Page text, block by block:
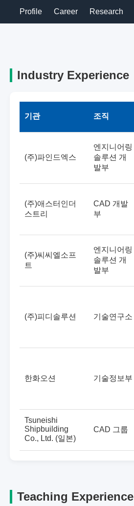
Profile Career Research
Industry Experience
기관 조직
(주)파인드엑스
엔지니어링
솔루션 개
발부
(주)애스터인더
스트리
CAD 개발
부
(주)씨씨엘소프
트
엔지니어링
솔루션 개
발부
(주)피디솔루션 기술연구소
한화오션 기술정보부
Tsuneishi
Shipbuilding
Co., Ltd. (일본)
CAD 그룹
Teaching Experience